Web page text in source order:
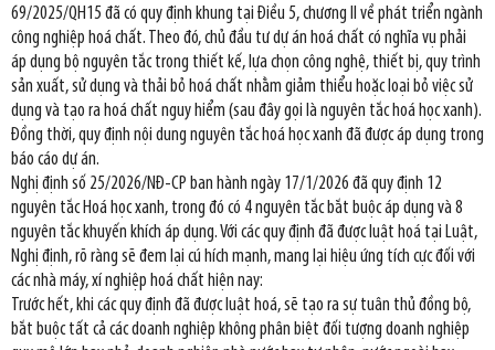
69/2025/QH15 đã có quy định khung tại Điều 5, chương II về phát triển ngành
công nghiệp hoá chất. Theo đó, chủ đầu tư dự án hoá chất có nghĩa vụ phải
áp dụng bộ nguyên tắc trong thiết kế, lựa chọn công nghệ, thiết bị, quy trình
sản xuất, sử dụng và thải bỏ hoá chất nhằm giảm thiểu hoặc loại bỏ việc sử
dụng và tạo ra hoá chất nguy hiểm (sau đây gọi là nguyên tắc hoá học xanh).
Đồng thời, quy định nội dung nguyên tắc hoá học xanh đã được áp dụng trong
báo cáo dự án.
Nghị định số 25/2026/NĐ-CP ban hành ngày 17/1/2026 đã quy định 12
nguyên tắc Hoá học xanh, trong đó có 4 nguyên tắc bắt buộc áp dụng và 8
nguyên tắc khuyến khích áp dụng. Với các quy định đã được luật hoá tại Luật,
Nghị định, rõ ràng sẽ đem lại cú hích mạnh, mang lại hiệu ứng tích cực đối với
các nhà máy, xí nghiệp hoá chất hiện nay:
Trước hết, khi các quy định đã được luật hoá, sẽ tạo ra sự tuân thủ đồng bộ,
bắt buộc tất cả các doanh nghiệp không phân biệt đối tượng doanh nghiệp